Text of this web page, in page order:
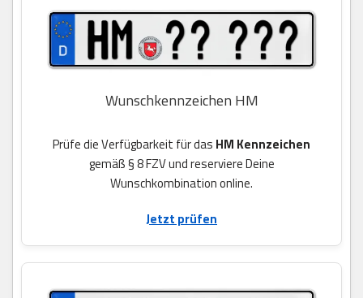
Wunschkennzeichen HM
Prüfe die Verfügbarkeit für das HM Kennzeichen
gemäß § 8 FZV und reserviere Deine
Wunschkombination online.
Jetzt prüfen